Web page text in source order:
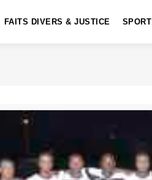
FAITS DIVERS & JUSTICE SPORT